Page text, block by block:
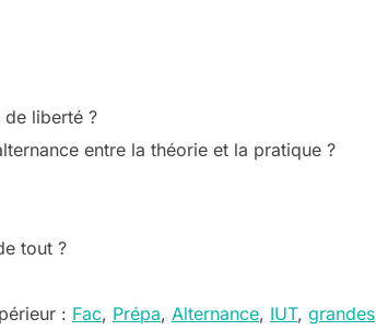
de liberté ?
entre la théorie et la pratique ?
tout ?
: Fac, Prépa, Alternance, IUT, grandes